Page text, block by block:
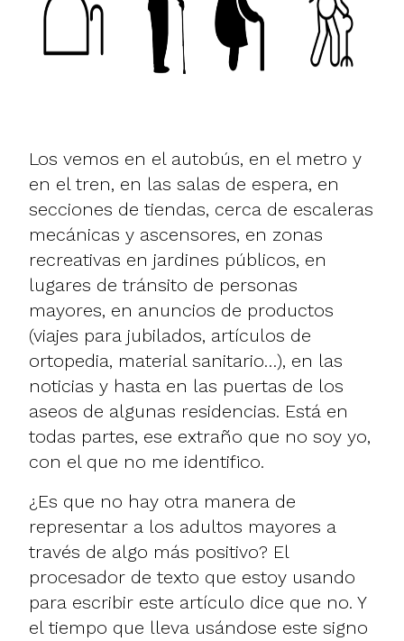
Los vemos en el autobús, en el metro y
en el tren, en las salas de espera, en
secciones de tiendas, cerca de escaleras
mecánicas y ascensores, en zonas
recreativas en jardines públicos, en
lugares de tránsito de personas
mayores, en anuncios de productos
(viajes para jubilados, artículos de
ortopedia, material sanitario…), en las
noticias y hasta en las puertas de los
aseos de algunas residencias. Está en
todas partes, ese extraño que no soy yo,
con el que no me identifico.
¿Es que no hay otra manera de
representar a los adultos mayores a
través de algo más positivo? El
procesador de texto que estoy usando
para escribir este artículo dice que no. Y
el tiempo que lleva usándose este signo